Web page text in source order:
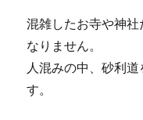
混雑したお寺や神
なりません。
人混みの中、砂利
す。